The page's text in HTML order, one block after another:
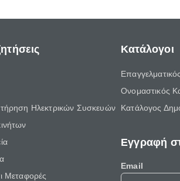
Ηλεκτρικών Συσκευών
Μεταφορές
Κατάλογοι
Ονομαστικός
Κατάλογος
Εγγραφή
Email